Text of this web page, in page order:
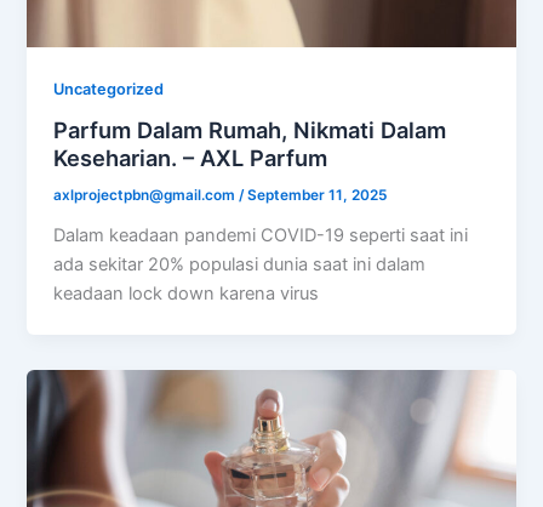
Uncategorized
Parfum Dalam Rumah, Nikmati Dalam
Keseharian. – AXL Parfum
axlprojectpbn@gmail.com/September 11, 2025
Dalam keadaan pandemi COVID-19 seperti saat ini
ada sekitar 20% populasi dunia saat ini dalam
keadaan lock down karena virus